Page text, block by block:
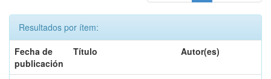
Resultados por ítem:
Fecha de
publicación
Título Autor(es)